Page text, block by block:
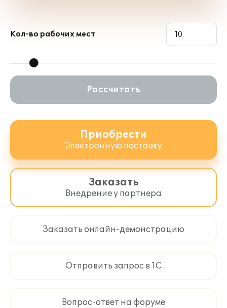
Кол-во рабочих мест
Рассчитать
Приобрести
Электронную поставку
Заказать
Внедрение у партнера
Заказать онлайн-демонстрацию
Отправить запрос в 1С
Вопрос-ответ на форуме